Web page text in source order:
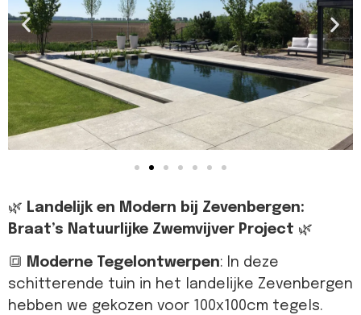
🌿 Landelijk en Modern bij Zevenbergen:
Braat’s Natuurlijke Zwemvijver Project 🌿
🔳 Moderne Tegelontwerpen: In deze
schitterende tuin in het landelijke Zevenbergen
hebben we gekozen voor 100x100cm tegels.